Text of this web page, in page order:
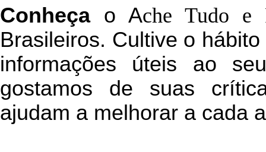
Conheçao Ache Tudo e
Brasileiros. Cultive o
informações úteis ao
gostamos de suas
ajudam a melhorar a cada